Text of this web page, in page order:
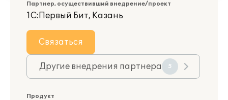
Партнер, осуществивший внедрение/проект
1С:Первый Бит, Казань
Связаться
Другие внедрения партнера 5
Продукт